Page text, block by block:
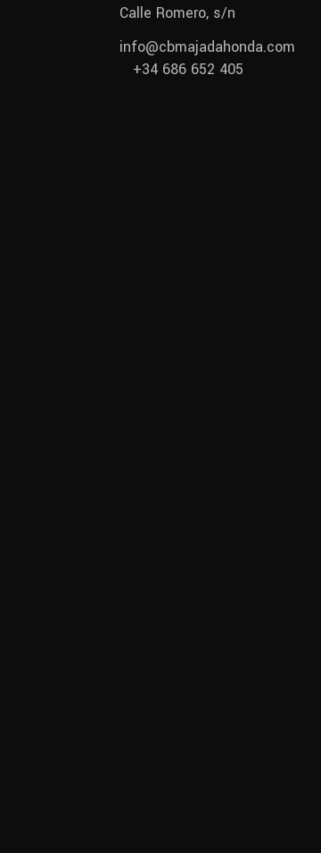
Calle Romero, s/n
info@cbmajadahonda.com
+34 686 652 405